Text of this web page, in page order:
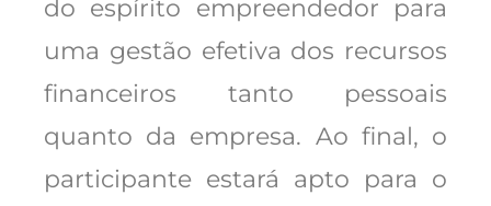
do espírito empreendedor para
uma gestão efetiva dos recursos
financeiros tanto pessoais
quanto da empresa. Ao final, o
participante estará apto para o